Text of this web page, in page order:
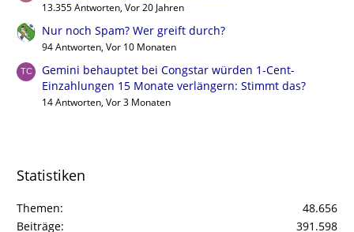
13.355 Antworten, Vor 20 Jahren
Nur noch Spam? Wer greift durch?
94 Antworten, Vor 10 Monaten
Gemini behauptet bei Congstar würden 1-Cent-
Einzahlungen 15 Monate verlängern: Stimmt das?
14 Antworten, Vor 3 Monaten
Statistiken
Themen
48.656
Beiträge
391.598